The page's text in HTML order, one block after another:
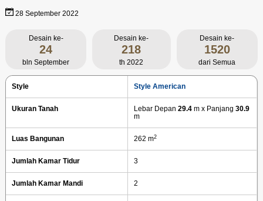
28 September 2022
Desain ke-
24
bln September
Desain ke-
218
th 2022
Desain ke-
1520
dari Semua
Style Style American
Ukuran Tanah Lebar Depan29.4 m x Panjang30.9
m
Luas Bangunan 262 m2
Jumlah Kamar Tidur 3
Jumlah Kamar Mandi 2